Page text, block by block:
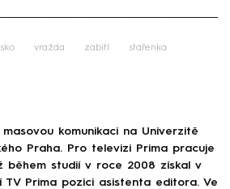
vražda zabití stařenka
komunikaci na Univerzitě
Praha. Pro televizi Prima pracuje
během studií v roce 2008 získal v
TV Prima pozici asistenta editora. Ve